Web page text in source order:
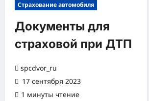
Страхование автомобиля
Документы для
страховой при ДТП
spcdvor_ru
17 сентября 2023
1 минуты чтение